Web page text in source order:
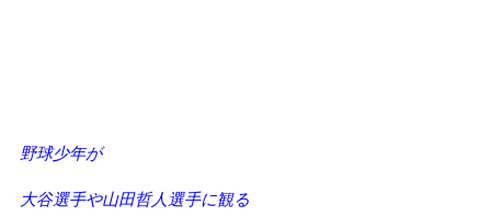
野球少年が
大谷選手や山田哲人選手に観る